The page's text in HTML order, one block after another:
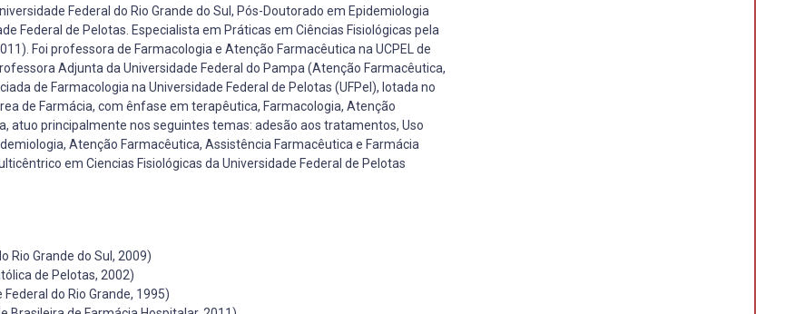
Federal do Rio Grande do Sul, Pós-Doutorado em Epidemiologia
Federal de Pelotas. Especialista em Práticas em Ciências Fisiológicas pela
Foi professora de Farmacologia e Atenção Farmacêutica na UCPEL de
Adjunta da Universidade Federal do Pampa (Atenção Farmacêutica,
de Farmacologia na Universidade Federal de Pelotas (UFPel), lotada no
de Farmácia, com ênfase em terapêutica, Farmacologia, Atenção
atuo principalmente nos seguintes temas: adesão aos tratamentos, Uso
Atenção Farmacêutica, Assistência Farmacêutica e Farmácia
em Ciencias Fisiológicas da Universidade Federal de Pelotas
Rio Grande do Sul, 2009)
de Pelotas, 2002)
do Rio Grande, 1995)